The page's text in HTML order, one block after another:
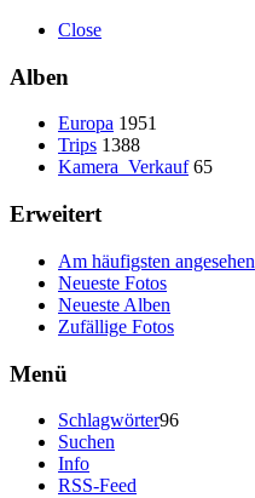
Close
Alben
Europa 1951
Trips 1388
Kamera_Verkauf 65
Erweitert
Am häufigsten angesehen
Neueste Fotos
Neueste Alben
Zufällige Fotos
Menü
Schlagwörter96
Suchen
Info
RSS-Feed